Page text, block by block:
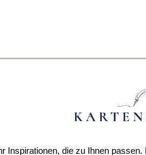
Inspirationen, die zu Ihnen